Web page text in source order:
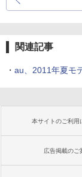
関連記事
・ au、2011年夏モ
本サイトのご利用
広告掲載のご